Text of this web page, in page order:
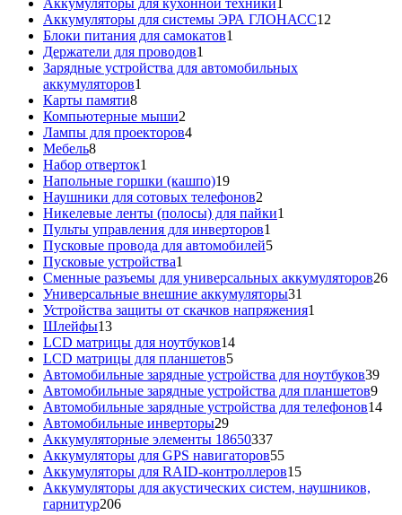
Аккумуляторы для кухонной техники1
товар
Аккумуляторы для системы ЭРА ГЛОНАСС12
Блоки питания для самокатов1
Держатели для проводов1
товар
Зарядные устройства для автомобильных
аккумуляторов1
Карты памяти88
товаров
Компьютерные мыши2
товара
Лампы для проекторов44
Мебель88
товаров
Набор отверток1
товар
Напольные горшки (кашпо)1919
товаров
Наушники для сотовых телефонов2
товара
Никелевые ленты (полосы) для пайки1
Пульты управления для инверторов1
товар
Пусковые провода для автомобилей55
Пусковые устройства1
товар
Сменные разъемы для универсальных аккумуляторов2626
Универсальные внешние аккумуляторы31
товар
Устройства защиты от скачков напряжения1
Шлейфы1313
товаров
LCD матрицы для ноутбуков1414
LCD матрицы для планшетов55
товаров
Автомобильные зарядные устройства для ноутбуков3939
Автомобильные зарядные устройства для планшетов99
Автомобильные зарядные устройства для телефонов1414
Автомобильные инверторы2929
товаров
Аккумуляторные элементы 18650337337
товаров
Аккумуляторы для GPS навигаторов5555
товаров
Аккумуляторы для RAID-контроллеров1515
товаров
Аккумуляторы для акустических систем, наушников,
гарнитур206206